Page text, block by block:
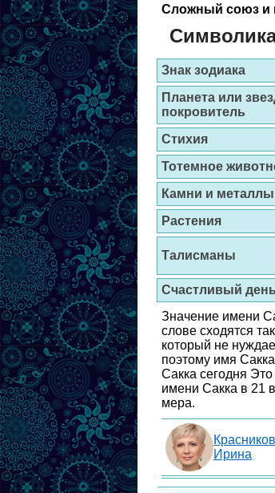
Сложный союз и
Знак зодиака
Планета или
покровитель
Стихия
Тотемное
Камни и металлы
Растения
Талисманы
Счастливый день
Значение имени
слове сходятся
который не
поэтому имя
Сакка сегодня
имени Сакка в 21
мера.
Ирина